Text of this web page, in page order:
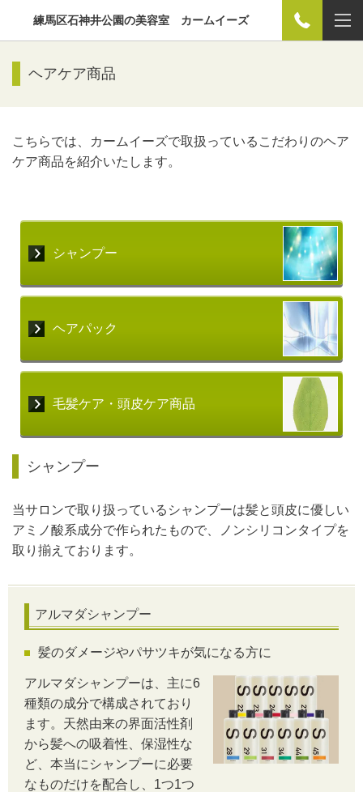
練馬区石神井公園の美容室 カームイーズ
ヘアケア商品
こちらでは、カームイーズで取扱っているこだわりのヘア
ケア商品を紹介いたします。
シャンプー
ヘアパック
毛髪ケア・頭皮ケア商品
シャンプー
当サロンで取り扱っているシャンプーは髪と頭皮に優しい
アミノ酸系成分で作られたもので、ノンシリコンタイプを
取り揃えております。
アルマダシャンプー
髪のダメージやパサツキが気になる方に
アルマダシャンプーは、主に6
種類の成分で構成されており
ます。天然由来の界面活性剤
から髪への吸着性、保湿性な
ど、本当にシャンプーに必要
なものだけを配合し、1つ1つ